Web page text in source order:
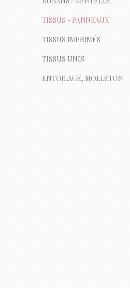
TISSUS - PANNEAUX
TISSUS IMPRIMÉS
TISSUS UNIS
ENTOILAGE, MOLLETON